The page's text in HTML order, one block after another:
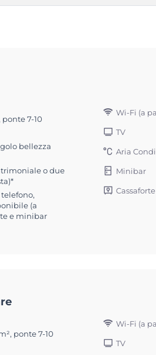
ponte 7-10
bellezza
o due
(a
e minibar
Wi-Fi (a
TV
Aria
Minibar
Cassaforte
ponte 7-10
Wi-Fi (a
TV